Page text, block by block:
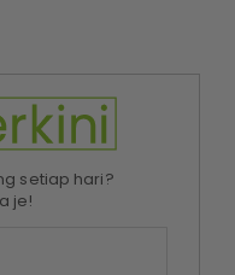
setiap hari?
je!